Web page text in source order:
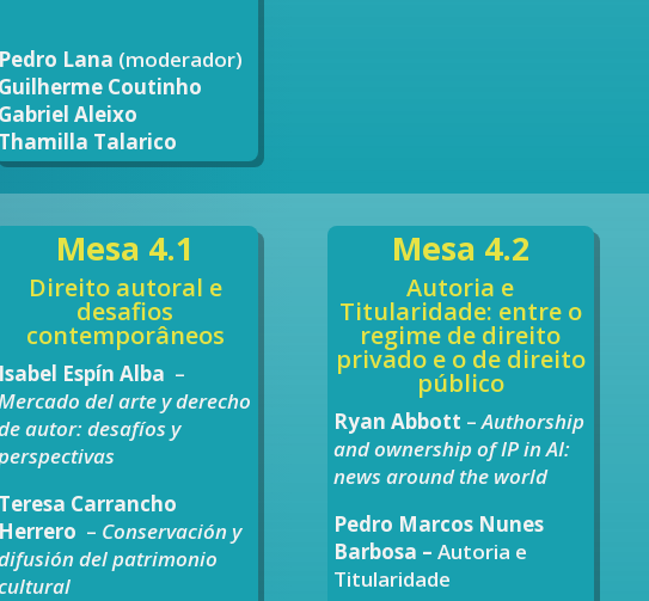
Pedro Lana (moderador)
Guilherme Coutinho
Gabriel Aleixo
Thamilla Talarico
Mesa 4.1
Direito autoral e
desafios
contemporâneos
Isabel Espín Alba –
del arte y derecho
autor: desafíos y
Teresa Carrancho
Herrero – Conservación y
del patrimonio
Mesa 4.2
Autoria e
Titularidade: entre o
regime de direito
privado e o de direito
público
Ryan Abbott –Authorship
and ownership of IP in AI:
news around the world
Pedro Marcos Nunes
Barbosa –Autoria e
Titularidade